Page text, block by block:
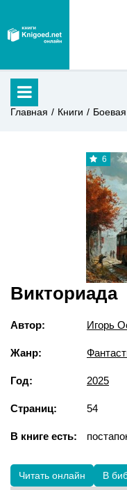
Главная Книги
6
Викториада
Автор: Игорь
Жанр:
Год: 2025
Страниц: 54
В книге есть:
Читать онлайн В